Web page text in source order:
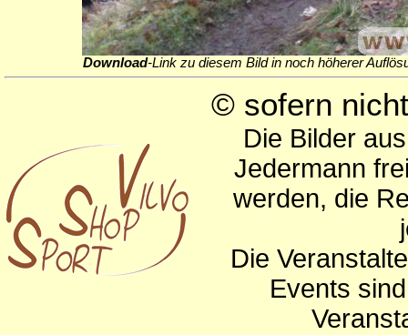
Download-Link zu diesem Bild in noch höherer
© sofern
Die Bilder
Jedermann
werden, die
Die
Events